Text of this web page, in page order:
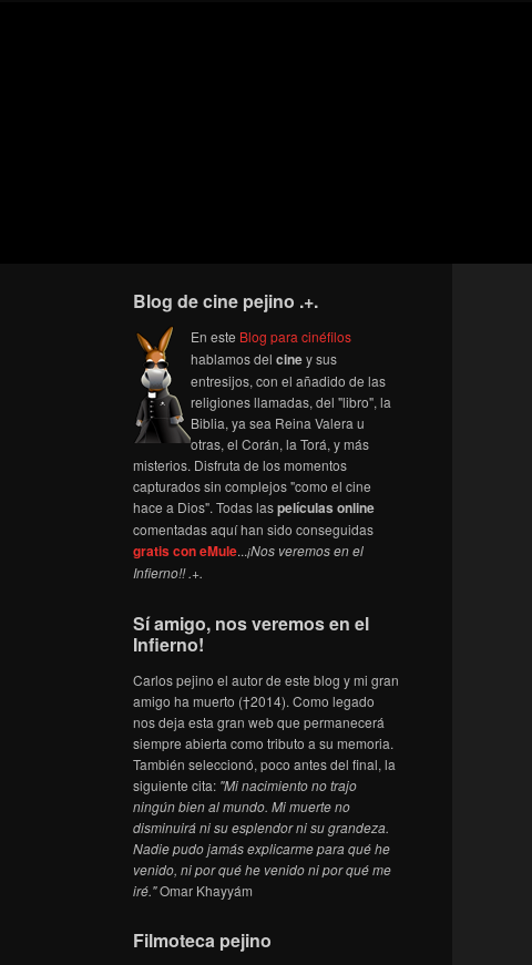
Blog de cine pejino .+.
En este Blog para cinéfilos
hablamos del ciney sus
entresijos, con el añadido de las
religiones llamadas, del "libro", la
Biblia, ya sea Reina Valera u
otras, el Corán, la Torá, y más
misterios. Disfruta de los momentos
capturados sin complejos "como el cine
hace a Dios". Todas laspelículas online
comentadas aquí han sido conseguidas
gratis con eMule...¡Nos veremos en el
Infierno!! .+.
Sí amigo, nos veremos en el
Infierno!
Carlos pejino el autor de este blog y mi gran
amigo ha muerto (†2014). Como legado
nos deja esta gran web que permanecerá
siempre abierta como tributo a su memoria.
También seleccionó, poco antes del final, la
siguiente cita: "Mi nacimiento no trajo
ningún bien al mundo. Mi muerte no
disminuirá ni su esplendor ni su grandeza.
Nadie pudo jamás explicarme para qué he
venido, ni por qué he venido ni por qué me
iré."Omar Khayyám
Filmoteca pejino